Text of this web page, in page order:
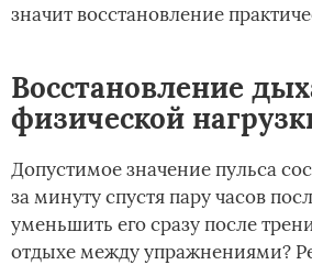
значит восстановление
Восстановление
физической
Допустимое значение пульса
за минуту спустя пару часов
уменьшить его сразу после
отдыхе между упражнениями?